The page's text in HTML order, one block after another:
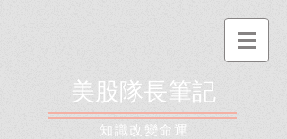
美股隊長筆記
​知識改變命運